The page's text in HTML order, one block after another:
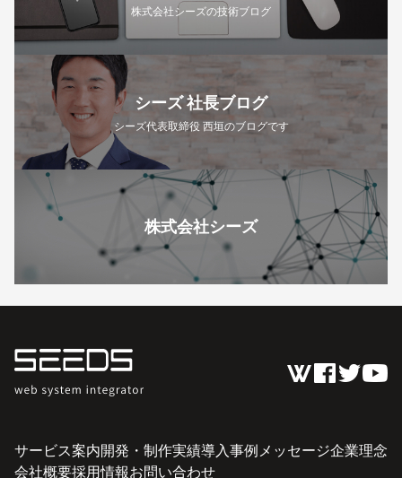
株式会社シーズの技術ブログ
シーズ 社長ブログ
シーズ代表取締役 西垣のブログです
株式会社シーズ
サービス案内開発・制作実績導入事例メッセージ企業理念
会社概要採用情報お問い合わせ